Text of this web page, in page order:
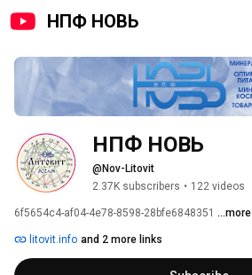
НПФ НОВЬ
НПФ НОВЬ
@Nov-Litovit
2.37K subscribers • 122 videos
6f5654c4-af04-4e78-8598-28bfe6848351 ...more
litovit.info and 2 more links